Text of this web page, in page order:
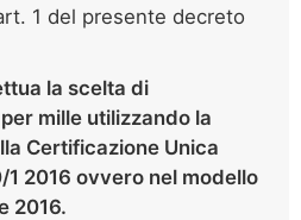
1 del presente decreto
la scelta di
mille utilizzando la
Certificazione Unica
2016 ovvero nel modello
2016.